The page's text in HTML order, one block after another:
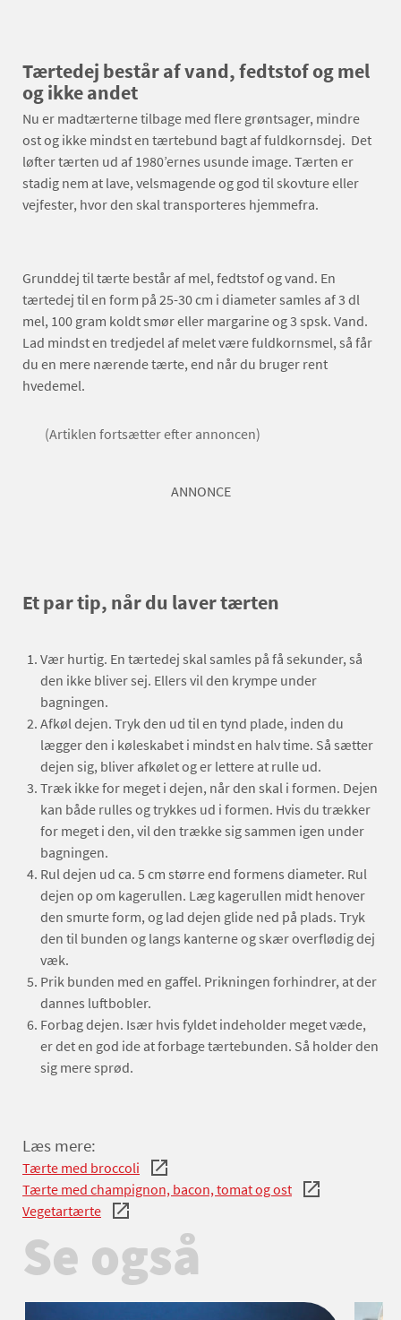
Tærtedej består af vand, fedtstof og mel
og ikke andet
Nu er madtærterne tilbage med flere grøntsager, mindre
ost og ikke mindst en tærtebund bagt af fuldkornsdej. Det
løfter tærten ud af 1980’ernes usunde image. Tærten er
stadig nem at lave, velsmagende og god til skovture eller
vejfester, hvor den skal transporteres hjemmefra.
Grunddej til tærte består af mel, fedtstof og vand. En
tærtedej til en form på 25-30 cm i diameter samles af 3 dl
mel, 100 gram koldt smør eller margarine og 3 spsk. Vand.
Lad mindst en tredjedel af melet være fuldkornsmel, så får
du en mere nærende tærte, end når du bruger rent
hvedemel.
(Artiklen fortsætter efter annoncen)
ANNONCE
Et par tip, når du laver tærten
Vær hurtig. En tærtedej skal samles på få sekunder, så
den ikke bliver sej. Ellers vil den krympe under
bagningen.
Afkøl dejen. Tryk den ud til en tynd plade, inden du
lægger den i køleskabet i mindst en halv time. Så sætter
dejen sig, bliver afkølet og er lettere at rulle ud.
Træk ikke for meget i dejen, når den skal i formen. Dejen
kan både rulles og trykkes ud i formen. Hvis du trækker
for meget i den, vil den trække sig sammen igen under
bagningen.
Rul dejen ud ca. 5 cm større end formens diameter. Rul
dejen op om kagerullen. Læg kagerullen midt henover
den smurte form, og lad dejen glide ned på plads. Tryk
den til bunden og langs kanterne og skær overflødig dej
væk.
Prik bunden med en gaffel. Prikningen forhindrer, at der
dannes luftbobler.
Forbag dejen. Især hvis fyldet indeholder meget væde,
er det en god ide at forbage tærtebunden. Så holder den
sig mere sprød.
Læs mere:
Tærte med broccoli
Tærte med champignon, bacon, tomat og ost
Vegetartærte
Se også